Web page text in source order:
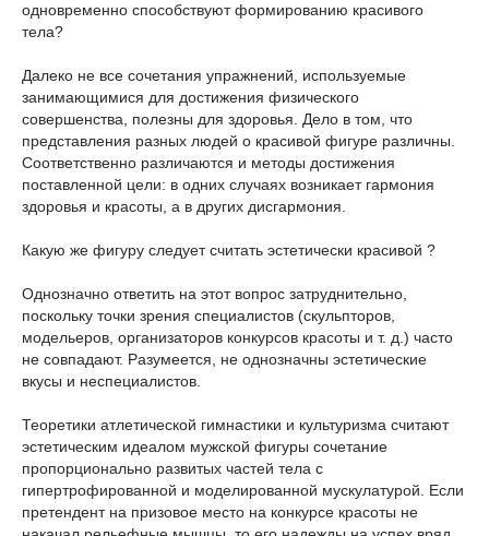
одновременно способствуют формированию красивого
тела?
Далеко не все сочетания упражнений, используемые
занимающимися для достижения физического
совершенства, полезны для здоровья. Дело в том, что
представления разных людей о красивой фигуре различны.
Соответственно различаются и методы достижения
поставленной цели: в одних случаях возникает гармония
здоровья и красоты, а в других дисгармония.
Какую же фигуру следует считать эстетически красивой ?
Однозначно ответить на этот вопрос затруднительно,
поскольку точки зрения специалистов (скульпторов,
модельеров, организаторов конкурсов красоты и т. д.) часто
не совпадают. Разумеется, не однозначны эстетические
вкусы и неспециалистов.
Теоретики атлетической гимнастики и культуризма считают
эстетическим идеалом мужской фигуры сочетание
пропорционально развитых частей тела с
гипертрофированной и моделированной мускулатурой. Если
претендент на призовое место на конкурсе красоты не